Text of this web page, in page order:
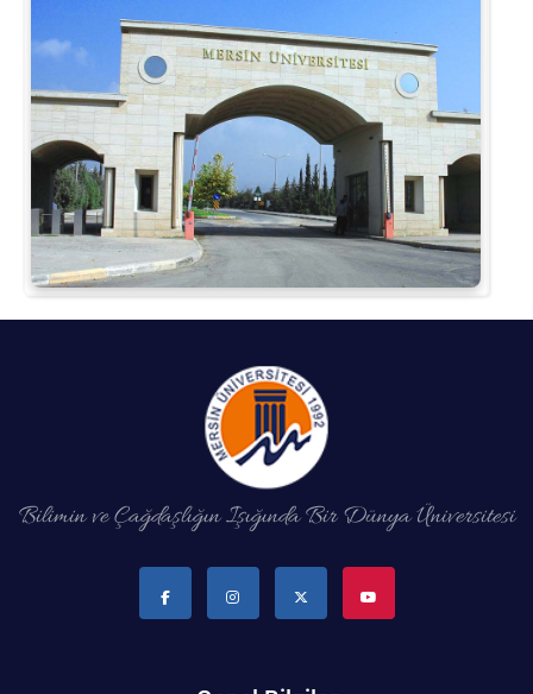
Bilimin ve Çağdaşlığın Işığında Bir Dünya Üniversitesi